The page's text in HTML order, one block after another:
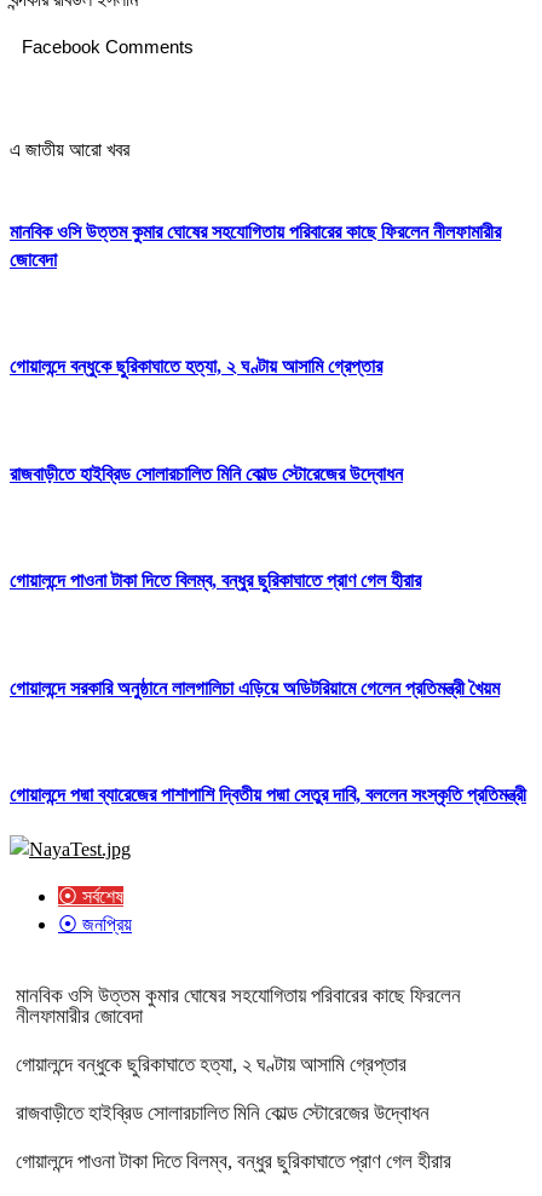
Facebook Comments
এ জাতীয় আরো খবর
মানবিক ওসি উত্তম কুমার ঘোষের সহযোগিতায় পরিবারের কাছে ফিরলেন নীলফামারীর
জোবেদা
গোয়ালন্দে বন্ধুকে ছুরিকাঘাতে হত্যা, ২ ঘণ্টায় আসামি গ্রেপ্তার
রাজবাড়ীতে হাইব্রিড সোলারচালিত মিনি কোল্ড স্টোরেজের উদ্বোধন
গোয়ালন্দে পাওনা টাকা দিতে বিলম্ব, বন্ধুর ছুরিকাঘাতে প্রাণ গেল হীরার
গোয়ালন্দে সরকারি অনুষ্ঠানে লালগালিচা এড়িয়ে অডিটরিয়ামে গেলেন প্রতিমন্ত্রী খৈয়ম
গোয়ালন্দে পদ্মা ব্যারেজের পাশাপাশি দ্বিতীয় পদ্মা সেতুর দাবি, বললেন সংস্কৃতি প্রতিমন্ত্রী
⦿ সর্বশেষ
⦿ জনপ্রিয়
মানবিক ওসি উত্তম কুমার ঘোষের সহযোগিতায় পরিবারের কাছে ফিরলেন
নীলফামারীর জোবেদা
গোয়ালন্দে বন্ধুকে ছুরিকাঘাতে হত্যা, ২ ঘণ্টায় আসামি গ্রেপ্তার
রাজবাড়ীতে হাইব্রিড সোলারচালিত মিনি কোল্ড স্টোরেজের উদ্বোধন
গোয়ালন্দে পাওনা টাকা দিতে বিলম্ব, বন্ধুর ছুরিকাঘাতে প্রাণ গেল হীরার